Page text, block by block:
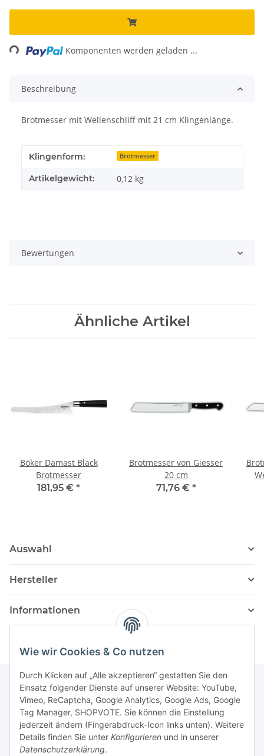
Wie wir Cookies & Co nutzen
Durch Klicken auf „Alle akzeptieren“ gestatten Sie den
Einsatz folgender Dienste auf unserer Website: YouTube,
Vimeo, ReCaptcha, Google Analytics, Google Ads, Google
Tag Manager, SHOPVOTE. Sie können die Einstellung
jederzeit ändern (Fingerabdruck-Icon links unten). Weitere
Details finden Sie unter Konfigurieren und in unserer
Datenschutzerklärung.
Komponenten werden geladen ...
Beschreibung
Brotmesser mit Wellenschliff mit 21 cm Klingenlänge.
Produkteigenschaft
Wert
Klingenform: Brotmesser
Artikelgewicht: 0,12 kg
Bewertungen
Ähnliche Artikel
Böker Damast Black
Brotmesser
181,95 € *
Brotmesser von Giesser
20 cm
71,76 € *
Auswahl
Hersteller
Informationen
Newsletter Abonnieren
Bitte senden Sie mir entsprechend Ihrer
Datenschutzerklärungregelmäßig und jederzeit widerruflich